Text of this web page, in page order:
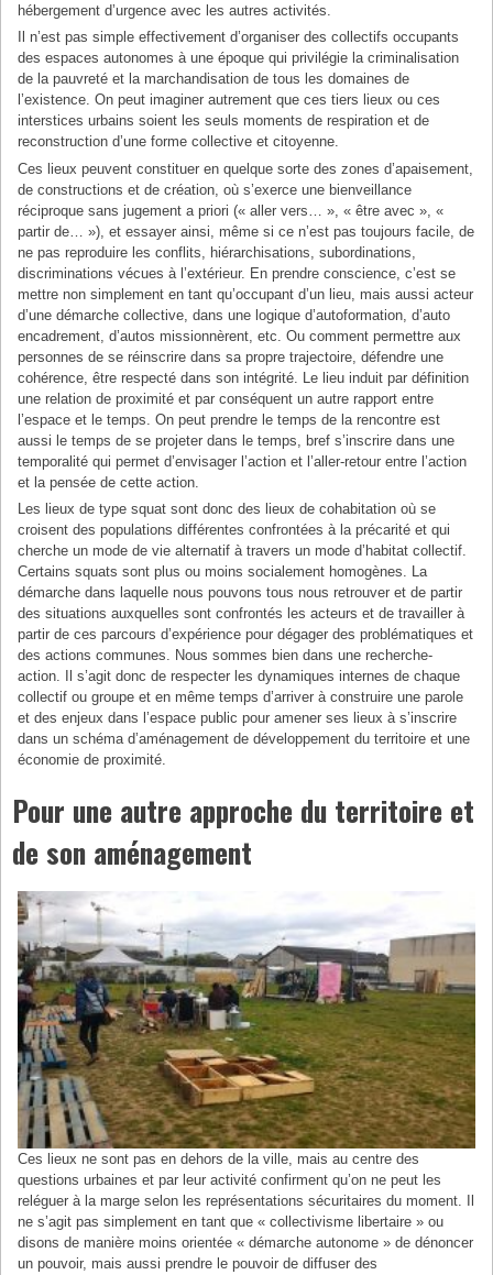
hébergement d’urgence avec les autres activités.
Il n’est pas simple effectivement d’organiser des collectifs occupants
des espaces autonomes à une époque qui privilégie la criminalisation
de la pauvreté et la marchandisation de tous les domaines de
l’existence. On peut imaginer autrement que ces tiers lieux ou ces
interstices urbains soient les seuls moments de respiration et de
reconstruction d’une forme collective et citoyenne.
Ces lieux peuvent constituer en quelque sorte des zones d’apaisement,
de constructions et de création, où s’exerce une bienveillance
réciproque sans jugement a priori (« aller vers… », « être avec », «
partir de… »), et essayer ainsi, même si ce n’est pas toujours facile, de
ne pas reproduire les conflits, hiérarchisations, subordinations,
discriminations vécues à l’extérieur. En prendre conscience, c’est se
mettre non simplement en tant qu’occupant d’un lieu, mais aussi acteur
d’une démarche collective, dans une logique d’autoformation, d’auto
encadrement, d’autos missionnèrent, etc. Ou comment permettre aux
personnes de se réinscrire dans sa propre trajectoire, défendre une
cohérence, être respecté dans son intégrité. Le lieu induit par définition
une relation de proximité et par conséquent un autre rapport entre
l’espace et le temps. On peut prendre le temps de la rencontre est
aussi le temps de se projeter dans le temps, bref s’inscrire dans une
temporalité qui permet d’envisager l’action et l’aller-retour entre l’action
et la pensée de cette action.
Les lieux de type squat sont donc des lieux de cohabitation où se
croisent des populations différentes confrontées à la précarité et qui
cherche un mode de vie alternatif à travers un mode d’habitat collectif.
Certains squats sont plus ou moins socialement homogènes. La
démarche dans laquelle nous pouvons tous nous retrouver et de partir
des situations auxquelles sont confrontés les acteurs et de travailler à
partir de ces parcours d’expérience pour dégager des problématiques et
des actions communes. Nous sommes bien dans une recherche-
action. Il s’agit donc de respecter les dynamiques internes de chaque
collectif ou groupe et en même temps d’arriver à construire une parole
et des enjeux dans l’espace public pour amener ses lieux à s’inscrire
dans un schéma d’aménagement de développement du territoire et une
économie de proximité.
Pour une autre approche du territoire et
de son aménagement
Ces lieux ne sont pas en dehors de la ville, mais au centre des
questions urbaines et par leur activité confirment qu’on ne peut les
reléguer à la marge selon les représentations sécuritaires du moment. Il
ne s’agit pas simplement en tant que « collectivisme libertaire » ou
disons de manière moins orientée « démarche autonome » de dénoncer
un pouvoir, mais aussi prendre le pouvoir de diffuser des